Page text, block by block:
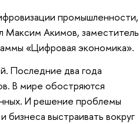
промышленности,
Максим Акимов, заместитель
«Цифровая экономика».
Последние два года
В мире обостряются
И решение проблемы
бизнеса выстраивать вокруг